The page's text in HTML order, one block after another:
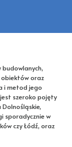
obiektów oraz
i metod jego
szeroko pojęty
sporadycznie w
czy Łódź, oraz